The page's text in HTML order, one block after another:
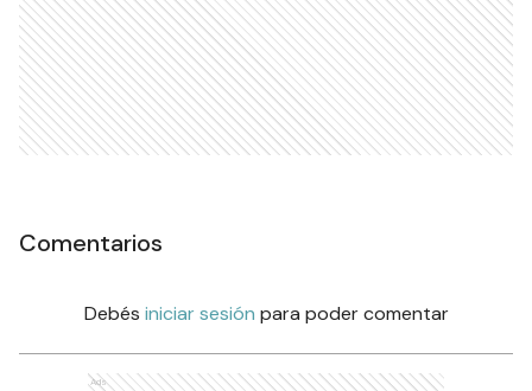
Comentarios
Debés iniciar sesión para poder comentar
Ads